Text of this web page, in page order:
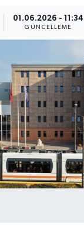
01.06.2026 - 11:34
GÜNCELLEME